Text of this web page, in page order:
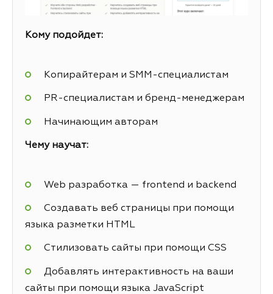
Кому подойдет:
Копирайтерам и SMM-специалистам
PR-специалистам и бренд-менеджерам
Начинающим авторам
Чему научат:
Web разработка — frontend и backend
Создавать веб страницы при помощи
языка разметки HTML
Стилизовать сайты при помощи CSS
Добавлять интерактивность на ваши
сайты при помощи языка JavaScript